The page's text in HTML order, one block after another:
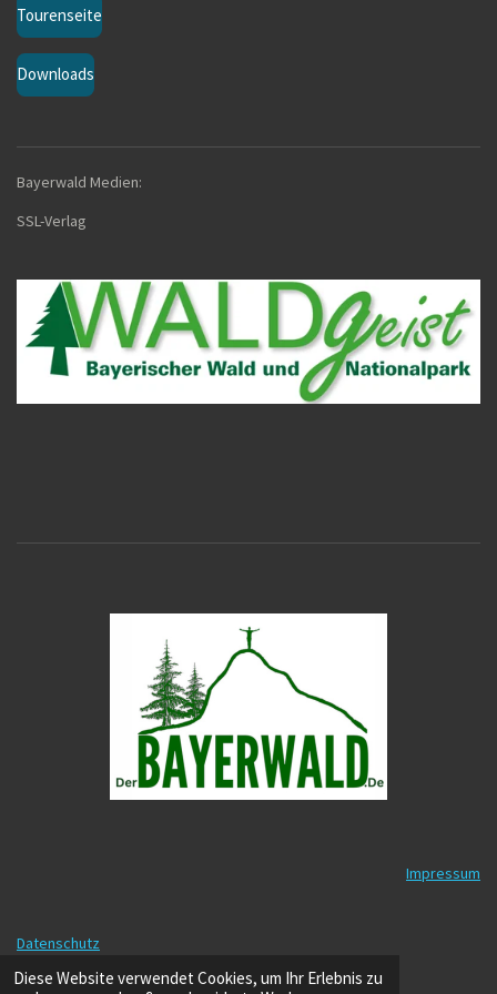
Diese Website verwendet Cookies, um Ihr Erlebnis zu
Tourenseite
Downloads
Bayerwald Medien:
SSL-Verlag
Impressum
Datenschutz